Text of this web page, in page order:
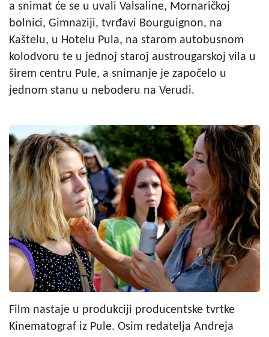
a snimat će se u uvali Valsaline, Mornaričkoj
bolnici, Gimnaziji, tvrđavi Bourguignon, na
Kaštelu, u Hotelu Pula, na starom autobusnom
kolodvoru te u jednoj staroj austrougarskoj vila u
širem centru Pule, a snimanje je započelo u
jednom stanu u neboderu na Verudi.
Film nastaje u produkciji producentske tvrtke
Kinematograf iz Pule. Osim redatelja Andreja